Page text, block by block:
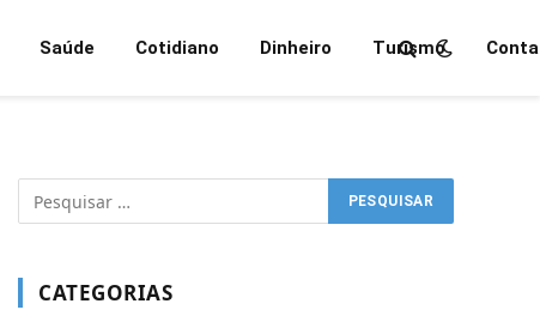
Saúde Cotidiano Dinheiro Turismo
CATEGORIAS